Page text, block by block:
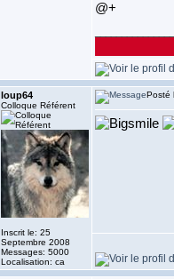
@+
loup64
Colloque Référent
Inscrit le: 25
Septembre 2008
Messages: 5000
Localisation: ca
Posté